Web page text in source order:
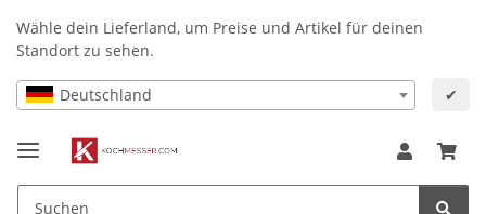
Wähle dein Lieferland, um Preise und Artikel für deinen
Standort zu sehen.
Deutschland ✔